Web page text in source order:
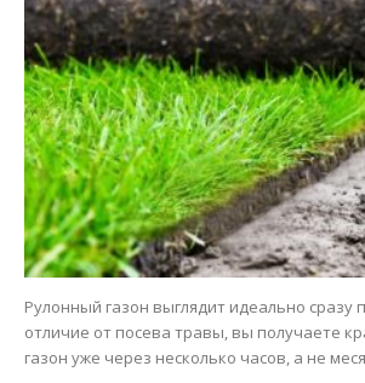
Рулонный газон выглядит идеально сразу
отличие от посева травы, вы получаете
газон уже через несколько часов, а не